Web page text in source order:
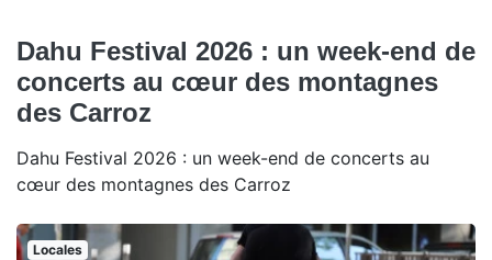
Dahu Festival 2026 : un week-end de
concerts au cœur des montagnes
des Carroz
Dahu Festival 2026 : un week-end de concerts au
cœur des montagnes des Carroz
Locales